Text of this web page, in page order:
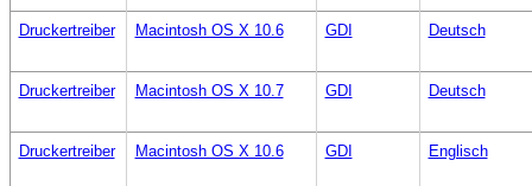
Druckertreiber Macintosh OS X 10.6 GDI Deutsch
Druckertreiber Macintosh OS X 10.7 GDI Deutsch
Druckertreiber Macintosh OS X 10.6 GDI Englisch